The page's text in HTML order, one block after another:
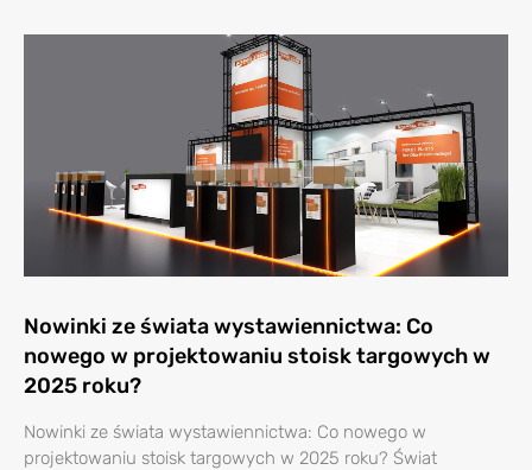
Nowinki ze świata wystawiennictwa: Co
nowego w projektowaniu stoisk targowych w
2025 roku?
Nowinki ze świata wystawiennictwa: Co nowego w
projektowaniu stoisk targowych w 2025 roku? Świat